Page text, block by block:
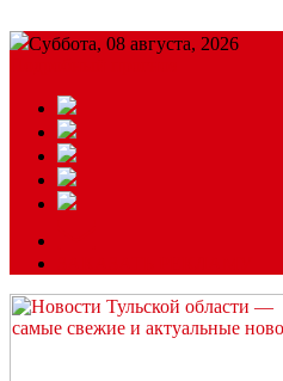
Суббота, 08 августа, 2026